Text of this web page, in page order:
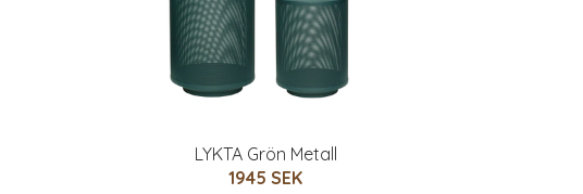
LYKTA Grön Metall
1945 SEK